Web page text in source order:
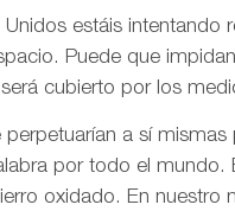
estáis intentando
Puede que
cubierto por los
a sí
por todo el mundo.
oxidado. En nuestro